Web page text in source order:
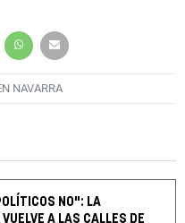
NAVARRA
NO": LA
A LAS CALLES DE